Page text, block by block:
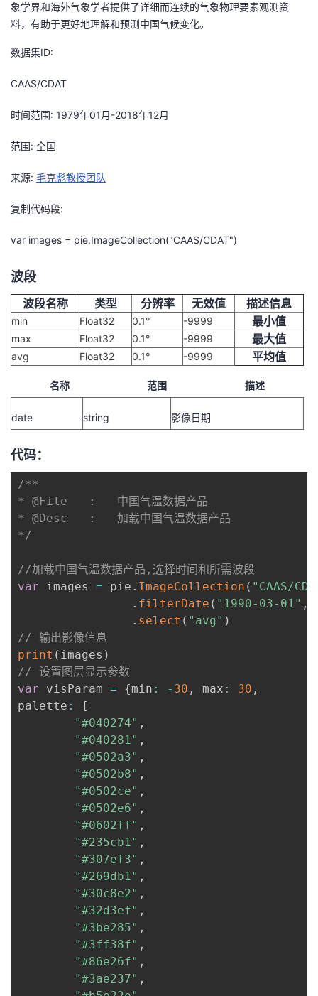
动
关
注
的
开
课
程
的
认
证
我
的
实
验
我
的
收
我
的
Programs
我
的
术
支
持
云
声
建
议
象学界和海外气象学者提供了详细而连续的气象物理要素观测资
料，有助于更好地理解和预测中国气候变化。
数据集ID:
CAAS/CDAT
时间范围: 1979年01月-2018年12月
范围: 全国
来源: 毛克彪教授团队
复制代码段:
var images = pie.ImageCollection("CAAS/CDAT")
波段
波段名称 类型 分辨率 无效值 描述信息
min Float32 0.1° -9999 最小值
max Float32 0.1° -9999 最大值
avg Float32 0.1° -9999 平均值
名称 范围 描述
date string 影像日期
代码：
/**
* @File   :   中国气温数据产品
* @Desc   :   加载中国气温数据产品
*/
//加载中国气温数据产品,选择时间和所需波段
var images = pie . ImageCollection ( "CAAS/
. filterDate ( "1990-03-01" ,
. select ( "avg" )
// 输出影像信息
print ( images )
// 设置图层显示参数
var visParam = {min : - 30 , max : 30 ,
palette :
[
"#040274" ,
"#040281" ,
"#0502a3" ,
"#0502b8" ,
"#0502ce" ,
"#0502e6" ,
"#0602ff" ,
"#235cb1" ,
"#307ef3" ,
"#269db1" ,
"#30c8e2" ,
"#32d3ef" ,
"#3be285" ,
"#3ff38f" ,
"#86e26f" ,
"#3ae237" ,